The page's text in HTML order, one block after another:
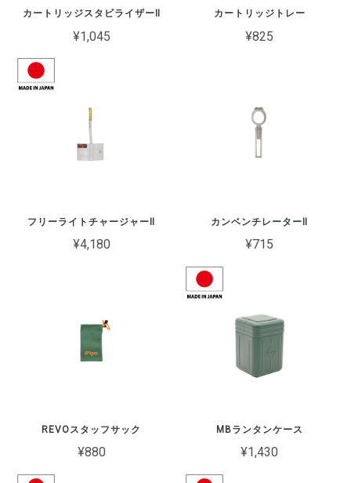
カートリッジスタビライザーⅡ
¥1,045
カートリッジトレー
¥825
フリーライトチャージャーⅡ
¥4,180
カンベンチレーターⅡ
¥715
REVOスタッフサック
¥880
MBランタンケース
¥1,430